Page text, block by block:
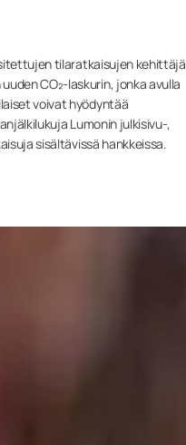
tilaratkaisujen kehittäjä
CO₂-laskurin, jonka avulla
voivat hyödyntää
Lumonin julkisivu-,
sisältävissä hankkeissa.